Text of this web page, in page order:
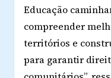
Educação
compreender
territórios e
para garantir